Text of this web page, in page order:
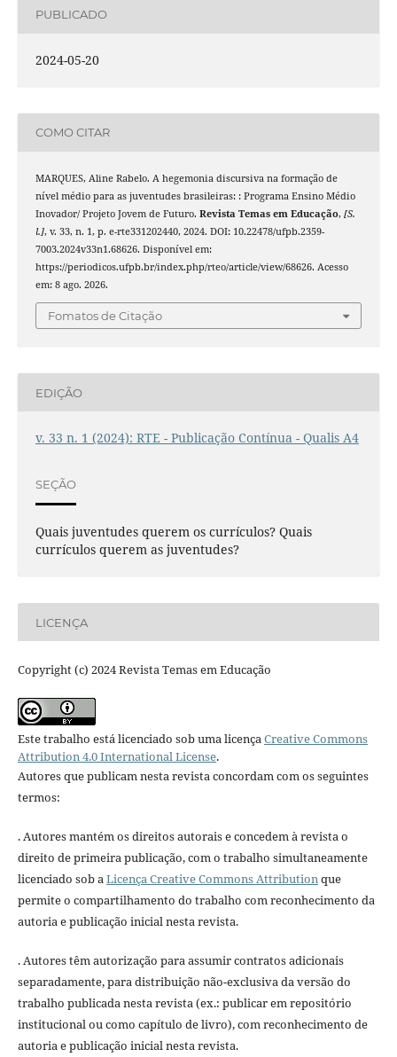
PUBLICADO
2024-05-20
COMO CITAR
MARQUES, Aline Rabelo. A hegemonia discursiva na formação de
nível médio para as juventudes brasileiras: : Programa Ensino Médio
Inovador/ Projeto Jovem de Futuro. Revista Temas em Educação, [S.
l.], v. 33, n. 1, p. e-rte331202440, 2024. DOI: 10.22478/ufpb.2359-
7003.2024v33n1.68626. Disponível em:
https://periodicos.ufpb.br/index.php/rteo/article/view/68626. Acesso
em: 8 ago. 2026.
Fomatos de Citação
EDIÇÃO
v. 33 n. 1 (2024): RTE - Publicação Contínua - Qualis A4
SEÇÃO
Quais juventudes querem os currículos? Quais
currículos querem as juventudes?
LICENÇA
Copyright (c) 2024 Revista Temas em Educação
Este trabalho está licenciado sob uma licençaCreative Commons
Attribution 4.0 International License.
Autores que publicam nesta revista concordam com os seguintes
termos:
. Autores mantém os direitos autorais e concedem à revista o
direito de primeira publicação, com o trabalho simultaneamente
licenciado sob aLicença Creative Commons Attributionque
permite o compartilhamento do trabalho com reconhecimento da
autoria e publicação inicial nesta revista.
. Autores têm autorização para assumir contratos adicionais
separadamente, para distribuição não-exclusiva da versão do
trabalho publicada nesta revista (ex.: publicar em repositório
institucional ou como capítulo de livro), com reconhecimento de
autoria e publicação inicial nesta revista.